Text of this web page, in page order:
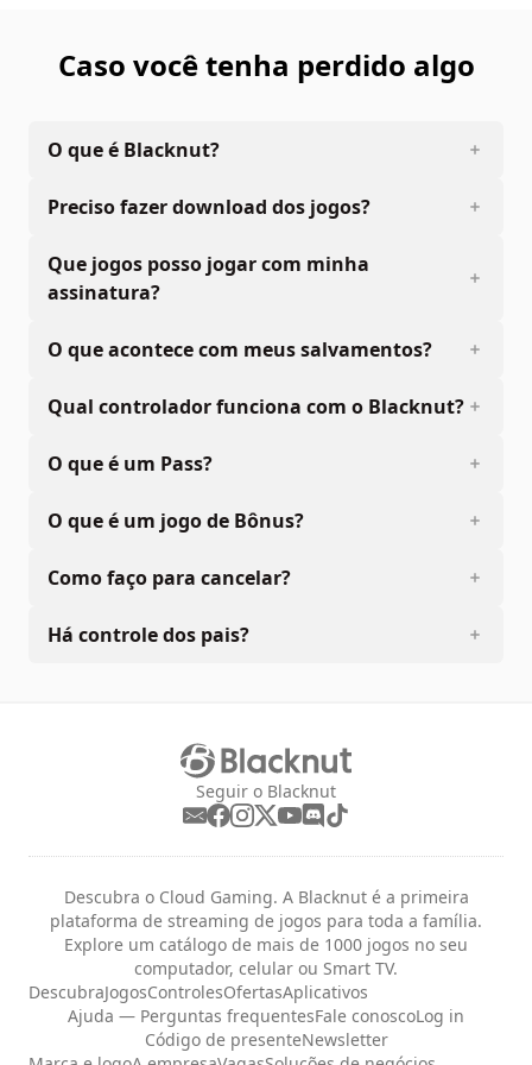
work that forms part of this product is prohibited.
Developed and published by DTG. The full credit list can
Caso você tenha perdido algo
O que é Blacknut?
Preciso fazer download dos jogos?
Que jogos posso jogar com minha
assinatura?
O que acontece com meus salvamentos?
Qual controlador funciona com o Blacknut?
O que é um Pass?
O que é um jogo de Bônus?
Como faço para cancelar?
Há controle dos pais?
Seguir o Blacknut
Descubra o Cloud Gaming. A Blacknut é a primeira
plataforma de streaming de jogos para toda a família.
Explore um catálogo de mais de 1000 jogos no seu
computador, celular ou Smart TV.
DescubraJogosControlesOfertasAplicativos
Ajuda — Perguntas frequentesFale conoscoLog in
Código de presenteNewsletter